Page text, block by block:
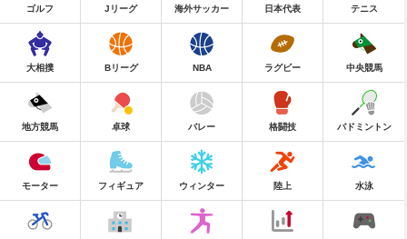
ゴルフ Jリーグ 海外サッカー 日本代表 テニス
大相撲 Bリーグ NBA ラグビー 中央競馬
地方競馬 卓球 バレー 格闘技 バドミントン
モーター フィギュア ウィンター 陸上 水泳